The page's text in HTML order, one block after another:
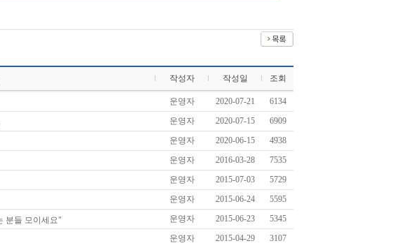
작성자 작성일 조회
운영자 2020-07-21
6134
운영자 2020-07-15
6909
운영자 2020-06-15
4938
운영자 2016-03-28
7535
운영자 2015-07-03
5729
운영자 2015-06-24
5595
분들 모이세요" 운영자 2015-06-23
5345
운영자 2015-04-29 3107